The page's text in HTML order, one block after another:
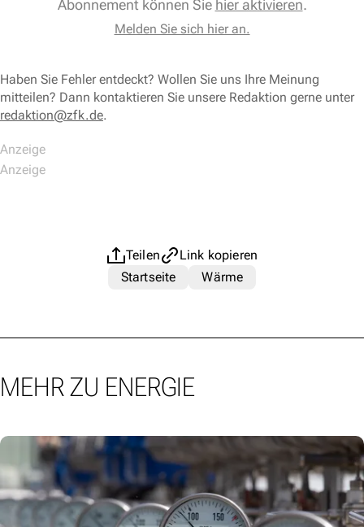
Abonnement können Sie hier aktivieren.
Melden Sie sich hier an.
Haben Sie Fehler entdeckt? Wollen Sie uns Ihre Meinung
mitteilen? Dann kontaktieren Sie unsere Redaktion gerne unter
redaktion@zfk.de.
Teilen
Link kopieren
Startseite
Wärme
MEHR ZU ENERGIE